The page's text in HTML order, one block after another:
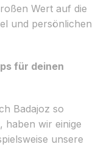
Wert auf die
und persönlichen
für deinen
Badajoz so
haben wir einige
unsere